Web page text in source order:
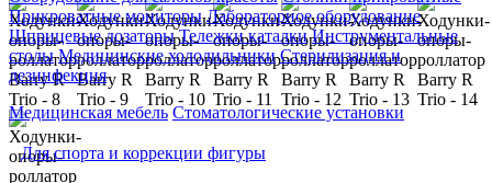
Прикроватные мониторы Лабораторное оборудование
Шприцевые дозаторы Тележки каталки Инструментальные
столы Медицинские холодильники Стерилизация и
дезинфекция
Медицинская мебель Стоматологические установки
Для спорта и коррекции фигуры